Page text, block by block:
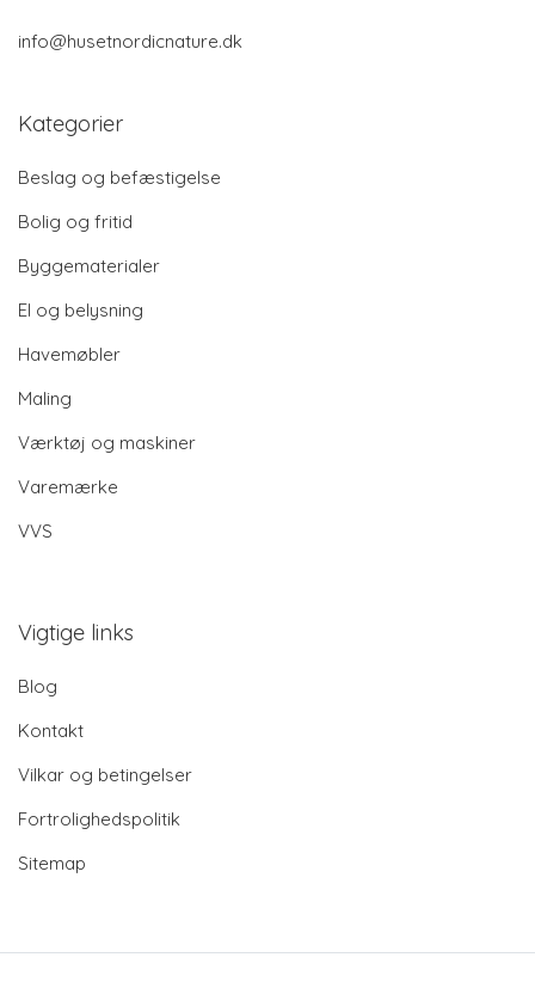
info@husetnordicnature.dk
Kategorier
Beslag og befæstigelse
Bolig og fritid
Byggematerialer
El og belysning
Havemøbler
Maling
Værktøj og maskiner
Varemærke
VVS
Vigtige links
Blog
Kontakt
Vilkar og betingelser
Fortrolighedspolitik
Sitemap